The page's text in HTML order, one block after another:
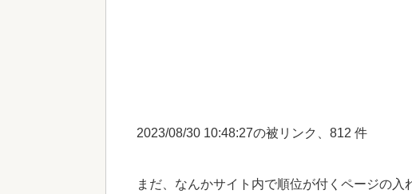
2023/08/30 10:48:27の被リンク、812 件
まだ、なんかサイト内で順位が付くページの入